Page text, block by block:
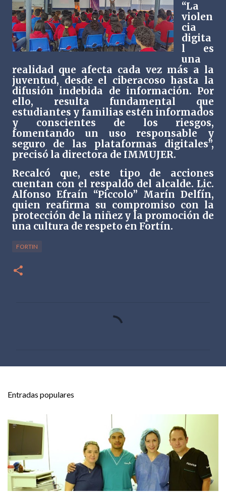
“La
violen
cia
digita
l es
una
realidad que afecta cada vez más a la
juventud, desde el ciberacoso hasta la
difusión indebida de información. Por
ello, resulta fundamental que
estudiantes y familias estén informados
y conscientes de los riesgos,
fomentando un uso responsable y
seguro de las plataformas digitales”,
precisó la directora de IMMUJER.
Recalcó que, este tipo de acciones
cuentan con el respaldo del alcalde. Lic.
Alfonso Efraín “Piccolo” Marín Delfín,
quien reafirma su compromiso con la
protección de la niñez y la promoción de
una cultura de respeto en Fortín.
FORTIN
s
Entradas populares